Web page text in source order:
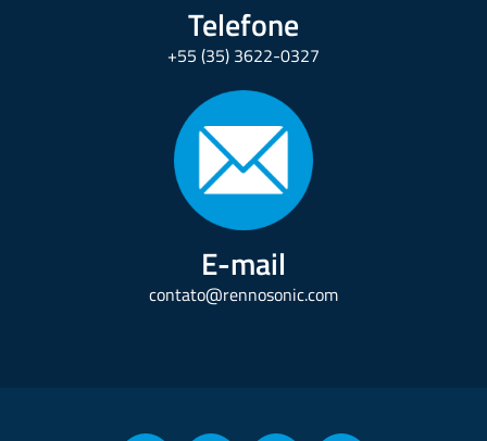
Telefone
+55 (35) 3622-0327
E-mail
contato@rennosonic.com